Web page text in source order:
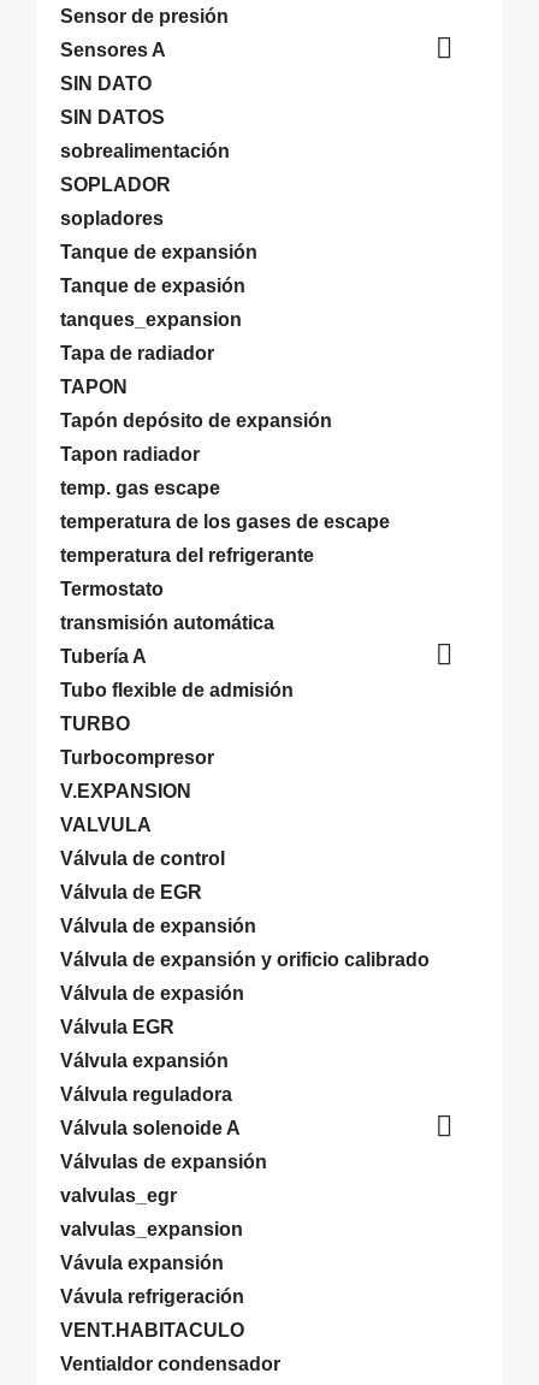
Sensor de presión
Sensores A

SIN DATO
SIN DATOS
sobrealimentación
SOPLADOR
sopladores
Tanque de expansión
Tanque de expasión
tanques_expansion
Tapa de radiador
TAPON
Tapón depósito de expansión
Tapon radiador
temp. gas escape
temperatura de los gases de escape
temperatura del refrigerante
Termostato
transmisión automática
Tubería A

Tubo flexible de admisión
TURBO
Turbocompresor
V.EXPANSION
VALVULA
Válvula de control
Válvula de EGR
Válvula de expansión
Válvula de expansión y orificio calibrado
Válvula de expasión
Válvula EGR
Válvula expansión
Válvula reguladora
Válvula solenoide A

Válvulas de expansión
valvulas_egr
valvulas_expansion
Vávula expansión
Vávula refrigeración
VENT.HABITACULO
Ventialdor condensador